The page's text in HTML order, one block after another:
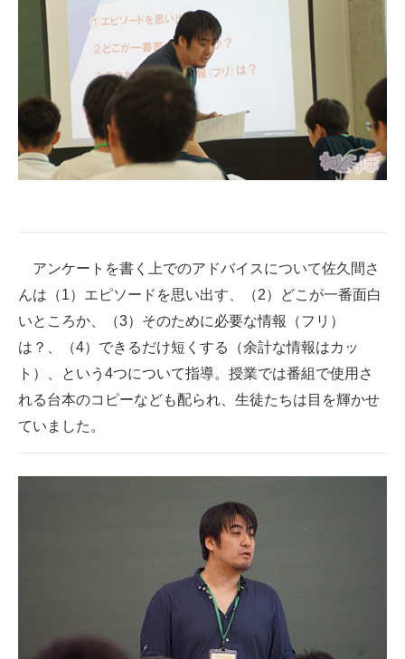
アンケートを書く上でのアドバイスについて佐久間さ
んは（1）エピソードを思い出す、（2）どこが一番面白
いところか、（3）そのために必要な情報（フリ）
は？、（4）できるだけ短くする（余計な情報はカッ
ト）、という4つについて指導。授業では番組で使用さ
れる台本のコピーなども配られ、生徒たちは目を輝かせ
ていました。